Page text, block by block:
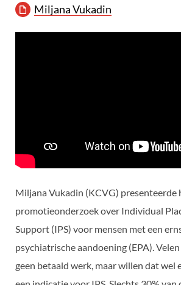
Miljana Vukadin
Miljana Vukadin (KCVG) presenteerde
promotieonderzoek over Individual
Support (IPS) voor mensen met een
psychiatrische aandoening (EPA).
geen betaald werk, maar willen dat wel